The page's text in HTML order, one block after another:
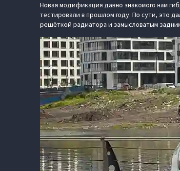
Новая модификация давно знакомого нам
тестировали в прошлом году. По сути, это
решёткой радиатора и замысловатым